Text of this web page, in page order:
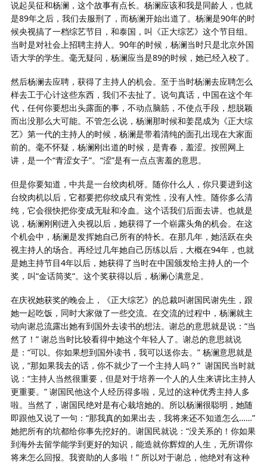
说起吴征和杨澜，这个故事有点长。杨澜应该和我是同龄人，也就
是89年之后，我们去服刑了，而杨澜开始出道了。杨澜是90年的时
候央视搞了一档综艺节目，和泰国，叫《正大综艺》这个节目组。
当时是对社会上招聘主持人。90年的时候，杨澜当时只是北京外国
语大学的学生。毫无疑问，杨澜应当是89的时候，她已经入校了。
然后杨澜去应聘，获得了主持人的机会。至于当时杨澜去应聘怎么
样去工于心计这些东西，我们不去扯了。说句真话，中国在这个年
代，任何你要想出头露面的事，不动点脑筋，不使点手段，想脱颖
而出没那么大可能。不管怎么说，杨澜那时候和姜昆成为《正大综
艺》第一代的主持人的时候，杨澜是带着清纯的面孔出现在大家面
前的。毫不怀疑，杨澜刚出道的时候，是青春，羞涩。按照网上
讲，是一个“青涩女子”。“涩”是有一点点害羞的意思。
但是你要知道，中共是一台绞肉机呀。随你什么人，你只要进到这
台绞肉机以后，它都要把你绞成只有党性，没有人性。随你多么清
纯，它会很快把你变成无耻和冷血。这个话我们后面去讲。也就是
说，杨澜刚刚进入央视以后，她获得了一个崭露头角的机会。在这
个机会中，杨澜是发挥她自己所有的特长。在那几年，她活跃在央
视主持人的场合。再经过几年她自己历练以后，大概在94年，也就
是她主持节目4年以后，她获得了当时在中国颁发给主持人的一个
奖，叫“金话筒奖“。这个奖获得以后，杨澜心满意足。
在庆祝她获奖的晚会上，《正大综艺》的总裁叫谢国民谢先生，跟
她一起吃饭，同时大家做了一些交流。在交流的过程中，杨澜就主
动向谢总流露出她有到国外去读书的想法。谢总的意思就是说：“当
然了！” 谢总当时比较看得中她这个年轻人了。谢总的意思就说
是：“可以。你如果想到国外读书，我可以送你去。” 杨澜意思就是
说，“那如果我去的话，你不就少了一个主持人吗？” 谢国民当时就
说：“主持人当然很重要，但是对于培养一个人的人生来讲比主持人
更重要。” 谢国民他这个人经历得多啦，见过的这种优秀主持人多
啦。当然了，谢国民绝对是有心栽培她的。所以杨澜很聪明，她随
即跟他又说了一句：“那我真的如果出去，我将来还不知道怎么……”
她把所有的坑都给你事先挖好的。谢国民就说：“没关系的！你如果
到海外去留学能学到更好的知识，能造就你辉煌的人生，无所谓你
将来怎么回报。我资助的人多啦！” 所以对于谢总，他绝对有这种